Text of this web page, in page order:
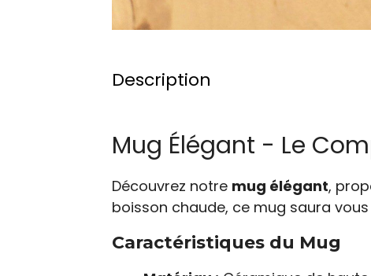
Description
Mug Élégant - Le
Découvrez notre mug élégant,
boisson chaude, ce mug saura
Caractéristiques du Mug